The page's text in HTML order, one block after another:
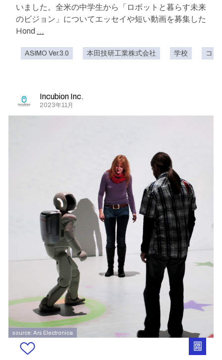
いました。全米の中学生から「ロボットと暮らす未来
のビジョン」についてエッセイや短い動画を募集した
Hond ...
ASIMO Ver.3.0 本田技研工業株式会社 学校 コミ
Incubion Inc.
2023年11月
source: Ars Electronica